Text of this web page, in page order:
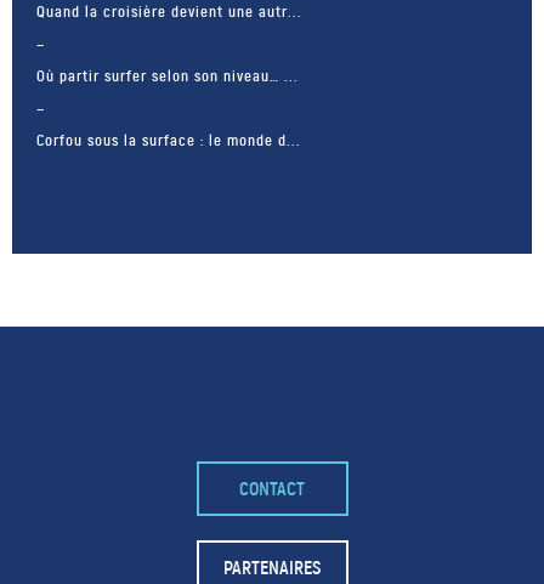
Quand la croisière devient une autr...
Où partir surfer selon son niveau… ...
Corfou sous la surface : le monde d...
POUR LIKER
TA MER
CONTACT
PARTENAIRES